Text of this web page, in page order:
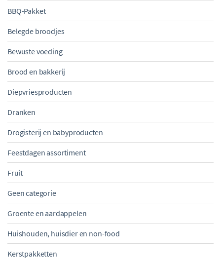
BBQ-Pakket
Belegde broodjes
Bewuste voeding
Brood en bakkerij
Diepvriesproducten
Dranken
Drogisterij en babyproducten
Feestdagen assortiment
Fruit
Geen categorie
Groente en aardappelen
Huishouden, huisdier en non-food
Kerstpakketten